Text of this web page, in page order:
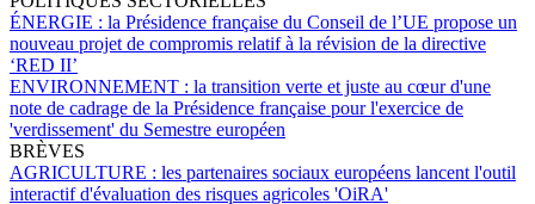
ÉNERGIE : la Présidence française du Conseil de l’UE propose un
nouveau projet de compromis relatif à la révision de la directive
‘RED II’
ENVIRONNEMENT : la transition verte et juste au cœur d'une
note de cadrage de la Présidence française pour l'exercice de
'verdissement' du Semestre européen
BRÈVES
AGRICULTURE : les partenaires sociaux européens lancent l'outil
interactif d'évaluation des risques agricoles 'OiRA'